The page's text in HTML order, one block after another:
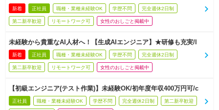
新着 正社員 職種・業種未経験OK 学歴不問 完全週休2日制
第二新卒歓迎 リモートワーク可 女性のおしごと掲載中
未経験から貴重なAI人材へ！【生成AIエンジニア】★研修も充実/l
新着 正社員 職種・業種未経験OK 学歴不問 完全週休2日制
第二新卒歓迎 リモートワーク可 女性のおしごと掲載中
【初級エンジニア(テスト作業)】未経験OK/初年度年収400万円可/c
正社員 職種・業種未経験OK 学歴不問 完全週休2日制 第二新卒歓迎